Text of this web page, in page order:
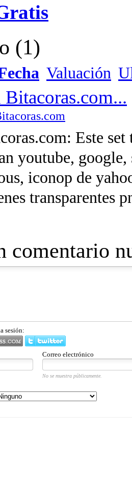
(1)
Valuación
Este
youtube,
iconop de
transparentes
comentario
sesión:
Correo electrónico
No se muestra públicamente.